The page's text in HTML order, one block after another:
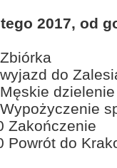
2017, od
do
dzielenie
Zakończenie
Powrót do